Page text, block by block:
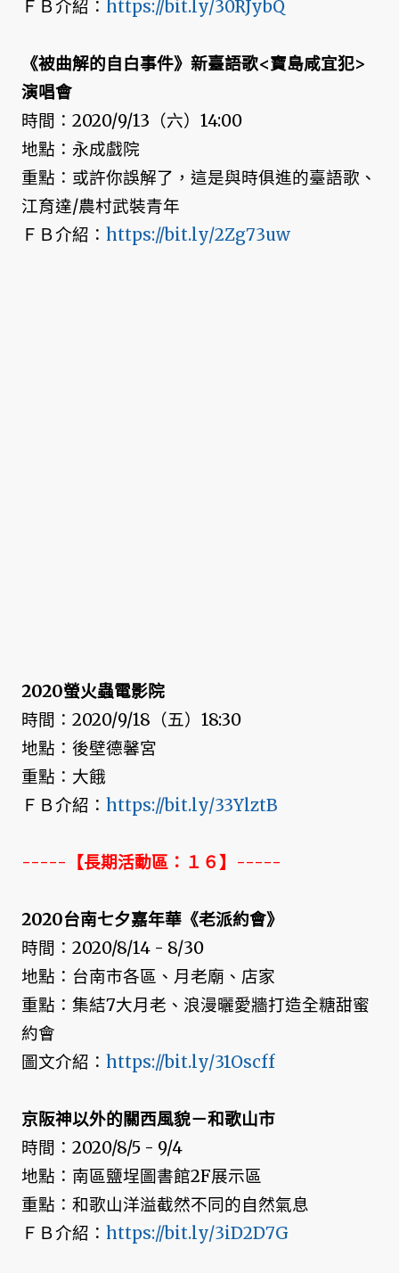
ＦＢ介紹： https://bit.ly/30RJybQ
《被曲解的自白事件》新臺語歌<寶島咸宜犯>
演唱會
時間：2020/9/13（六）14:00
地點：永成戲院
重點：或許你誤解了，這是與時俱進的臺語歌、
江育達/農村武裝青年
ＦＢ介紹： https://bit.ly/2Zg73uw
2020螢火蟲電影院
時間：2020/9/18（五）18:30
地點：後壁德馨宮
重點：大餓
ＦＢ介紹： https://bit.ly/33YlztB
-----【長期活動區：１６】-----
2020台南七夕嘉年華《老派約會》
時間：2020/8/14 - 8/30
地點：台南市各區、月老廟、店家
重點：集結7大月老、浪漫曬愛牆打造全糖甜蜜
約會
圖文介紹： https://bit.ly/31Oscff
京阪神以外的關西風貌－和歌山市
時間：2020/8/5 - 9/4
地點：南區鹽埕圖書館2F展示區
重點：和歌山洋溢截然不同的自然氣息
ＦＢ介紹： https://bit.ly/3iD2D7G